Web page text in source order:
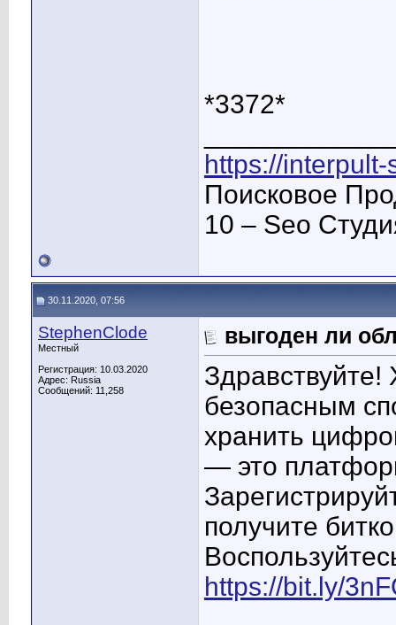
*3372*
https://
Поисковое
10 – Seo
30.11.2020, 07:56
StephenClode
Местный
Регистрация: 10.03.2020
Адрес: Russia
Сообщений: 11,258
выгоден ли
безопасным
хранить
— это
получите
https://bit.ly/